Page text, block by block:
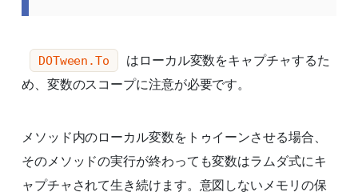
DOTween.To
はローカル変数をキャプチャするた
め、変数のスコープに注意が必要です。
メソッド内のローカル変数をトゥイーンさせる場合、
そのメソッドの実行が終わっても変数はラムダ式にキ
ャプチャされて生き続けます。意図しないメモリの保